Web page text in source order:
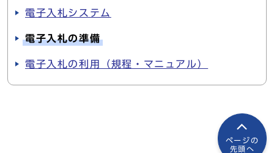
電子入札システム
電子入札の準備
電子入札の利用（規程・マニュアル）
ページの
先頭へ